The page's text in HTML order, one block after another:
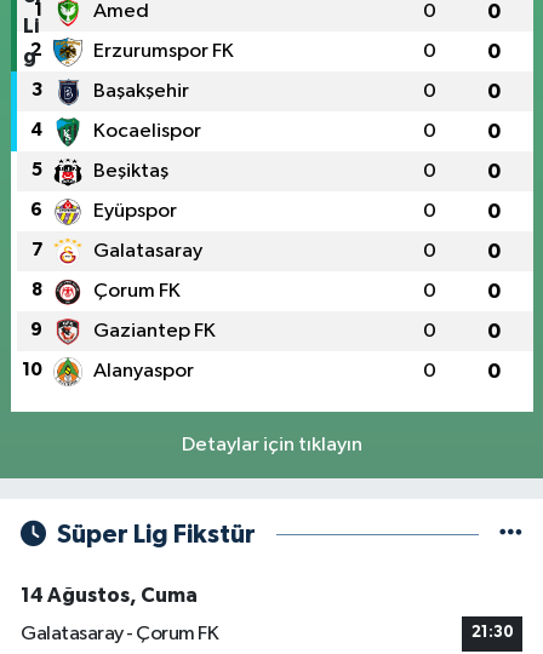
1 Amed 0 0
2 Erzurumspor FK 0 0
3 Başakşehir 0 0
4 Kocaelispor 0 0
5 Beşiktaş 0 0
6 Eyüpspor 0 0
7 Galatasaray 0 0
8 Çorum FK 0 0
9 Gaziantep FK 0 0
10 Alanyaspor 0 0
Detaylar için tıklayın
Süper Lig Fikstür
14 Ağustos, Cuma
Galatasaray - Çorum FK
21:30